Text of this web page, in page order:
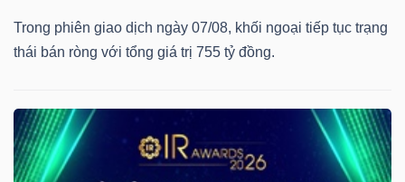
Trong phiên giao dịch ngày 07/08, khối ngoại tiếp tục trạng
thái bán ròng với tổng giá trị 755 tỷ đồng.